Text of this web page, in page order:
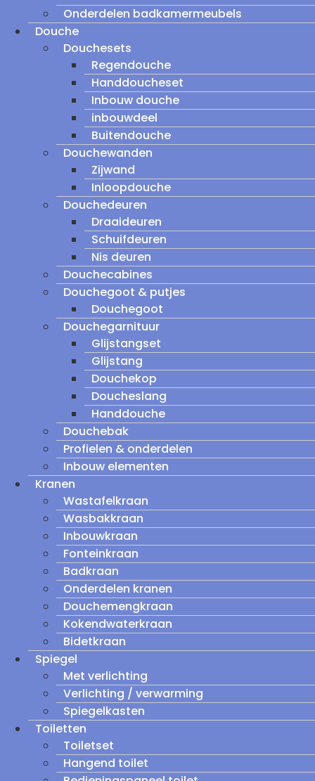
Onderdelen badkamermeubels
Douche
Douchesets
Regendouche
Handdoucheset
Inbouw douche
inbouwdeel
Buitendouche
Douchewanden
Zijwand
Inloopdouche
Douchedeuren
Draaideuren
Schuifdeuren
Nis deuren
Douchecabines
Douchegoot & putjes
Douchegoot
Douchegarnituur
Glijstangset
Glijstang
Douchekop
Doucheslang
Handdouche
Douchebak
Profielen & onderdelen
Inbouw elementen
Kranen
Wastafelkraan
Wasbakkraan
Inbouwkraan
Fonteinkraan
Badkraan
Onderdelen kranen
Douchemengkraan
Kokendwaterkraan
Bidetkraan
Spiegel
Met verlichting
Verlichting / verwarming
Spiegelkasten
Toiletten
Toiletset
Hangend toilet